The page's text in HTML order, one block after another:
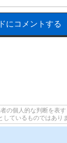
にコメントする
の個人的な判断を表す
ているものではあり